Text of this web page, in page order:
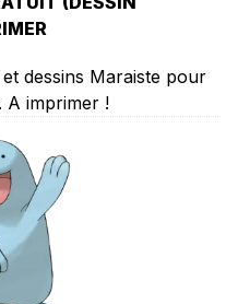
dessins Maraiste pour
A imprimer !